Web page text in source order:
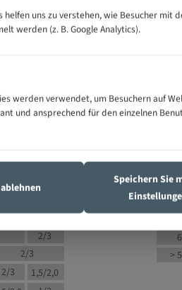
300
500
4/6
4/6
4/5
4/5
2/3
2/3
2/3
1,5/2,0
M
35
>
helfen uns zu verstehen, wie Besucher mit
werden (z. B. Google Analytics).
werden verwendet, um Besuchern auf
und ansprechend für den einzelnen
Speichern Sie